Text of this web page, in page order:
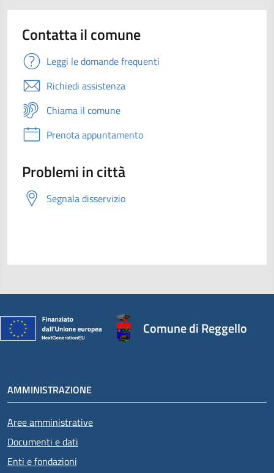
Contatta il comune
Leggi le domande frequenti
Richiedi assistenza
Chiama il comune
Prenota appuntamento
Problemi in città
Segnala disservizio
Comune di Reggello
AMMINISTRAZIONE
Aree amministrative
Documenti e dati
Enti e fondazioni